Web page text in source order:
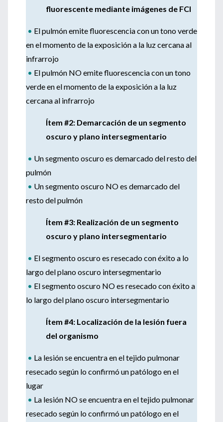
fluorescente mediante imágenes de FCI
• El pulmón emite fluorescencia con un tono verde
en el momento de la exposición a la luz cercana al
infrarrojo
• El pulmón NO emite fluorescencia con un tono
verde en el momento de la exposición a la luz
cercana al infrarrojo
Ítem #2: Demarcación de un segmento
oscuro y plano intersegmentario
• Un segmento oscuro es demarcado del resto del
pulmón
• Un segmento oscuro NO es demarcado del
resto del pulmón
Ítem #3: Realización de un segmento
oscuro y plano intersegmentario
• El segmento oscuro es resecado con éxito a lo
largo del plano oscuro intersegmentario
• El segmento oscuro NO es resecado con éxito a
lo largo del plano oscuro intersegmentario
Ítem #4: Localización de la lesión fuera
del organismo
• La lesión se encuentra en el tejido pulmonar
resecado según lo confirmó un patólogo en el
lugar
• La lesión NO se encuentra en el tejido pulmonar
resecado según lo confirmó un patólogo en el